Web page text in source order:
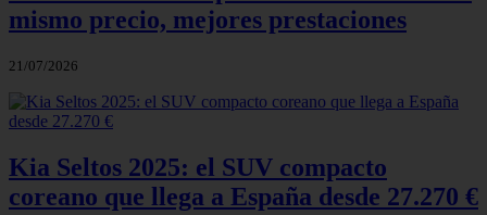
mismo precio, mejores prestaciones
21/07/2026
Kia Seltos 2025: el SUV compacto
coreano que llega a España desde 27.270 €